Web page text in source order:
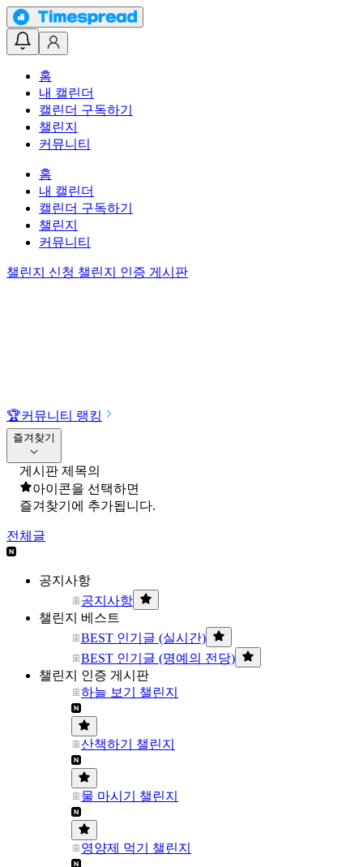
홈
내 캘린더
캘린더 구독하기
챌린지
커뮤니티
홈
내 캘린더
캘린더 구독하기
챌린지
커뮤니티
챌린지 신청 챌린지 인증 게시판
🏆커뮤니티 랭킹
즐겨찾기
게시판 제목의
아이콘을 선택하면
즐겨찾기에 추가됩니다.
전체글
공지사항
공지사항
챌린지 베스트
BEST 인기글 (실시간)
BEST 인기글 (명예의 전당)
챌린지 인증 게시판
하늘 보기 챌린지
산책하기 챌린지
물 마시기 챌린지
영양제 먹기 챌린지